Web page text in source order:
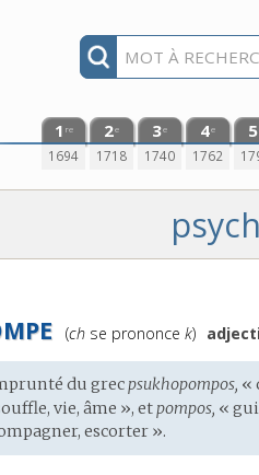
1 re
1694
2e
1718
3e
1740
4e
1762
5
Prononciation
(ch se prononcek)
dugrecpsukhopompos, «
vie, âme », etpompos, «
escorter ».